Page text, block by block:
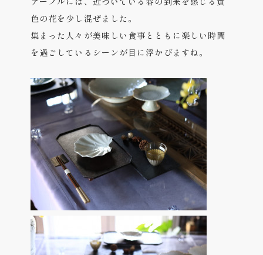
色の花を少し混ぜました。
集まった人々が美味しい食事とともに楽しい時間
を過ごしているシーンが目に浮かびますね。